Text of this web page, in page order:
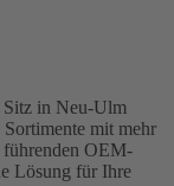
in Neu-Ulm
mit mehr
führenden OEM-
Lösung für Ihre